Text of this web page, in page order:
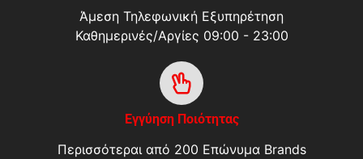
Άμεση Τηλεφωνική Εξυπηρέτηση
Καθημερινές/Αργίες 09:00 - 23:00
Εγγύηση Ποιότητας
Περισσότεραι από 200 Επώνυμα Brands